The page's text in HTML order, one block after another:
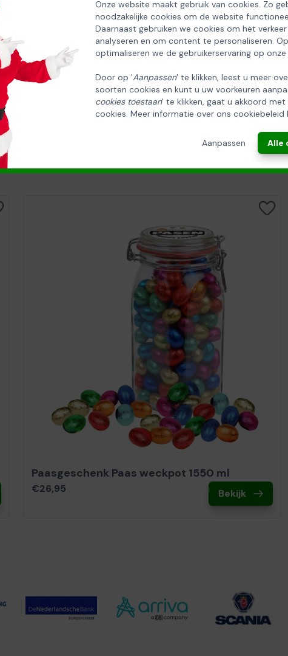
Onze website maakt gebruik van cookies. Zo
noodzakelijke cookies om de website
Daarnaast gebruiken we cookies om het
analyseren en om content te personaliseren.
optimaliseren we de gebruikerservaring op onze
Door op 'Aanpassen' te klikken, leest u meer
soorten cookies en kunt u uw voorkeuren
cookies toestaan' te klikken, gaat u akkoord
cookies. Meer informatie over ons cookiebeleid
Aanpassen Alle
Paasgeschenk Paas weckpot 1550 ml
€26,95 Bekijk
EN ONTVANG 5% KORTING OP DE
HUISCOLLECTIE KERSTPAKKETTEN
Email
INSCHRIJVEN!